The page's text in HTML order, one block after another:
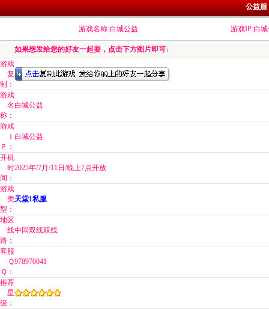
公益服
游戏名称:白城公益 游戏IP:白
如果想发给您的好友一起耍，点击下方图片即可↓
游戏
复
制：
游戏
名
称：
白城公益
游戏
Ｉ
Ｐ：
白城公益
开机
时
间：
2025年/7月/11日/晚上7点开放
游戏
类
型：
天堂1私服
地区
线
路：
中国双线双线
客服
Ｑ
Ｑ：
978970041
推荐
星
级：